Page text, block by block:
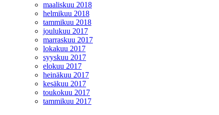
maaliskuu 2018
helmikuu 2018
tammikuu 2018
joulukuu 2017
marraskuu 2017
lokakuu 2017
syyskuu 2017
elokuu 2017
heinäkuu 2017
kesäkuu 2017
toukokuu 2017
tammikuu 2017